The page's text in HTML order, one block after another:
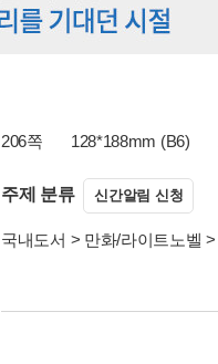
206쪽 128*188mm (B6)
주제 분류 신간알림 신청
국내도서 > 만화/라이트노벨 >